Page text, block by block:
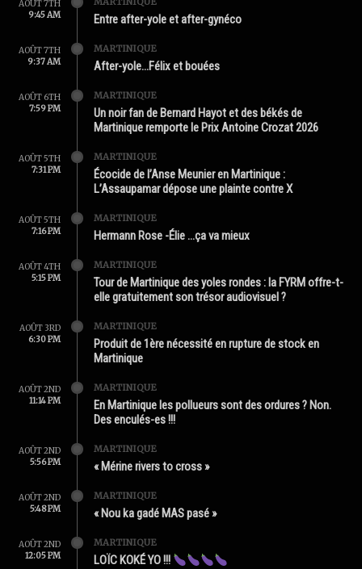
AOÛT 7TH
9:45 AM
Entre after-yole et after-gynéco
AOÛT 7TH
9:37 AM
MARTINIQUE
After-yole…Félix et bouées
AOÛT 6TH
7:59 PM
MARTINIQUE
Un noir fan de Bernard Hayot et des békés de
Martinique remporte le Prix Antoine Crozat 2026
AOÛT 5TH
7:31 PM
MARTINIQUE
Écocide de l’Anse Meunier en Martinique :
L’Assaupamar dépose une plainte contre X
AOÛT 5TH
7:16 PM
MARTINIQUE
Hermann Rose -Élie …ça va mieux
AOÛT 4TH
5:15 PM
MARTINIQUE
Tour de Martinique des yoles rondes : la FYRM offre-t-
elle gratuitement son trésor audiovisuel ?
AOÛT 3RD
6:30 PM
MARTINIQUE
Produit de 1ère nécessité en rupture de stock en
Martinique
AOÛT 2ND
11:14 PM
MARTINIQUE
En Martinique les pollueurs sont des ordures ? Non.
Des enculés-es !!!
AOÛT 2ND
5:56 PM
MARTINIQUE
« Mérine rivers to cross »
AOÛT 2ND
5:48 PM
MARTINIQUE
« Nou ka gadé MAS pasé »
AOÛT 2ND
12:05 PM
MARTINIQUE
LOÏC KOKÉ YO !!!